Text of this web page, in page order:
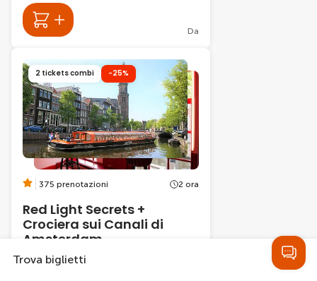
Da
2 tickets combi -25%
375 prenotazioni 2 ora
Red Light Secrets +
Crociera sui Canali di
Amsterdam
Esplorare il mondo nascosto
Trova biglietti